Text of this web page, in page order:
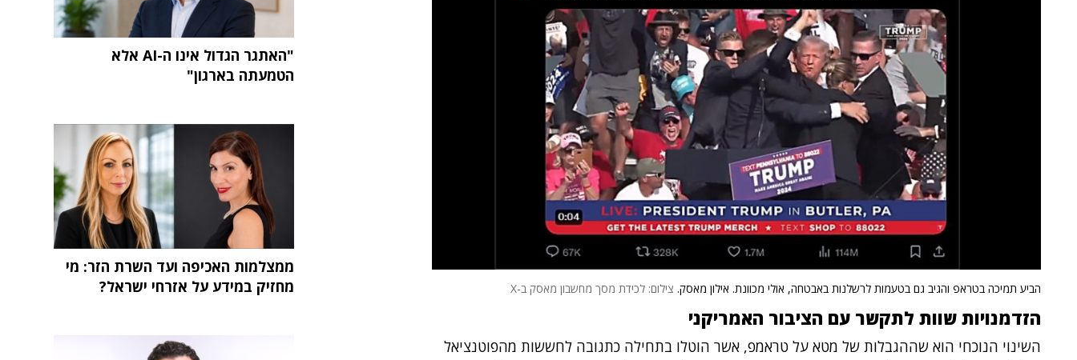
הביע תמיכה בטראפ והגיב גם בטעמות לרשלנות באבטחה, אולי מכוונת. אילון מאסק. צילום: לכידת מסך מחשבון מאסק ב-X
הזדמנויות שוות לתקשר עם הציבור האמריקני
השינוי הנוכחי הוא שההגבלות של מטא על טראמפ, אשר הוטלו בתחילה כתגובה לחששות מהפוטנציאל
"האתגר הגדול אינו ה-AI אלא
הטמעתה בארגון"
ממצלמות האכיפה ועד השרת הזר: מי
מחזיק במידע על אזרחי ישראל?